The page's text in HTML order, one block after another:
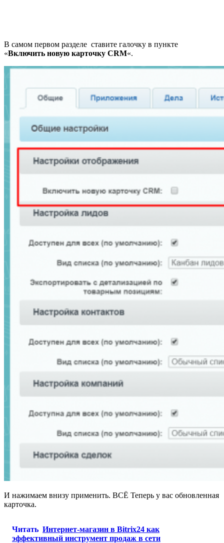
В самом первом разделе ставите галочку в пункте
«Включить новую карточку CRM«.
И нажимаем внизу применить. ВСЁ Теперь у вас обновленная
карточка.
Читать Интернет-магазин в Bitrix24 как
эффективный инструмент продаж в сети